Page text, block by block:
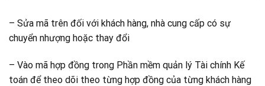
– Sửa mã trên đối với khách hàng, nhà cung cấp có sự
chuyển nhượng hoặc thay đổi
– Vào mã hợp đồng trong Phần mềm quản lý Tài chính Kế
toán để theo dõi theo từng hợp đồng của từng khách hàng